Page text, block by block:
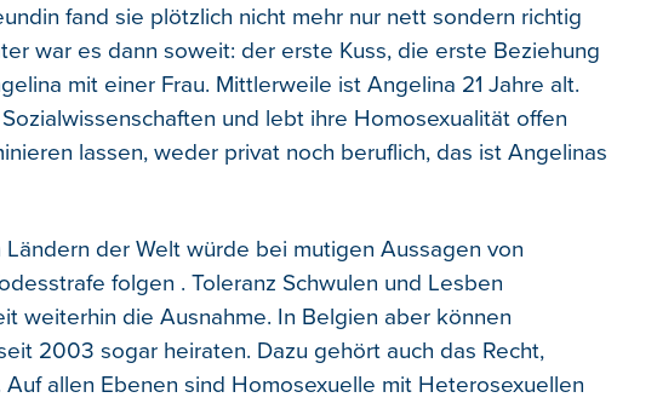
fand sie plötzlich nicht mehr nur nett sondern richtig
war es dann soweit: der erste Kuss, die erste Beziehung
mit einer Frau. Mittlerweile ist Angelina 21 Jahre alt.
und lebt ihre Homosexualität offen
lassen, weder privat noch beruflich, das ist Angelinas
der Welt würde bei mutigen Aussagen von
folgen . Toleranz Schwulen und Lesben
weiterhin die Ausnahme. In Belgien aber können
2003 sogar heiraten. Dazu gehört auch das Recht,
allen Ebenen sind Homosexuelle mit Heterosexuellen